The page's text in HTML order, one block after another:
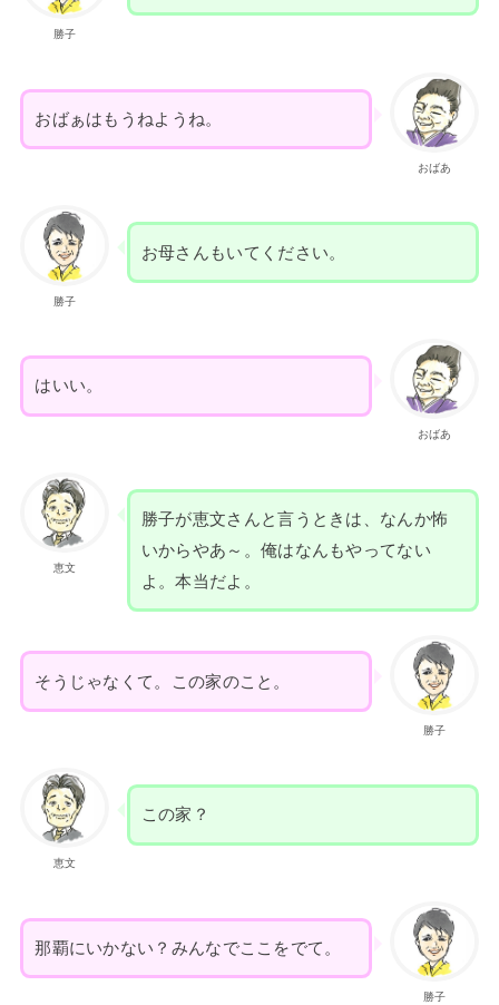
勝子
おばあ
おばぁはもうねようね。
勝子
お母さんもいてください。
おばあ
はいい。
恵文
勝子が恵文さんと言うときは、なんか怖
いからやあ～。俺はなんもやってない
よ。本当だよ。
勝子
そうじゃなくて。この家のこと。
恵文
この家？
勝子
那覇にいかない？みんなでここをでて。